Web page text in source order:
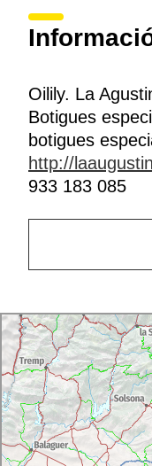
Oilily. La
Botigues
botigues
http://
933 183 085